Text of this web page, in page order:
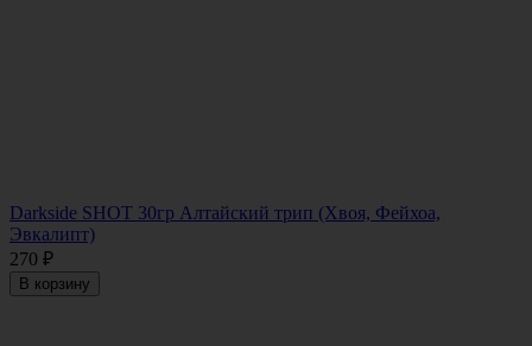
Darkside SHOT 30гр Алтайский трип (Хвоя, Фейхоа,
Эвкалипт)
270 ₽
В корзину